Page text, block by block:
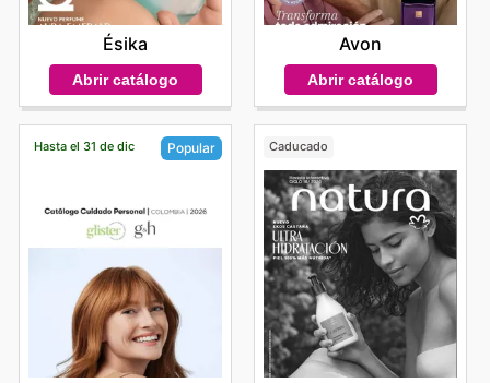
Ésika
Abrir catálogo
Avon
Abrir catálogo
Hasta el 31 de dic Popular Caducado